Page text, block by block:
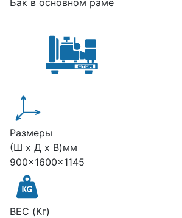
Размеры
(Ш х Д х В)мм
900x1600x1145
ВЕС (Кг)